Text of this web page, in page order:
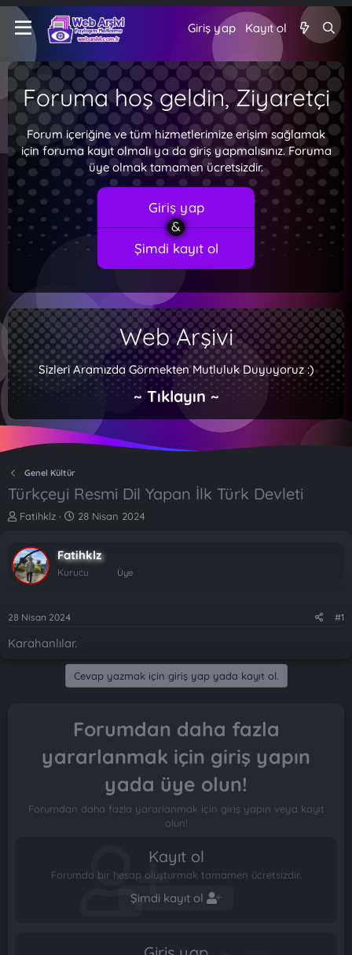
Giriş yap Kayıt ol
Foruma hoş geldin, Ziyaretçi
Forum içeriğine ve tüm hizmetlerimize erişim sağlamak
için foruma kayıt olmalı ya da giriş yapmalısınız. Foruma
üye olmak tamamen ücretsizdir.
Giriş yap
Şimdi kayıt ol
Web Arşivi
Sizleri Aramızda Görmekten Mutluluk Duyuyoruz :)
~ Tıklayın ~
Genel Kültür
Türkçeyi Resmi Dil Yapan İlk Türk Devleti
K
b
u
y
b
ş
Fatihklz
B
l
a
r
i
28 Nisan 2024
Fatihklz
Kurucu Üye
28 Nisan 2024 #1
Karahanlılar.
Cevap yazmak için giriş yap yada kayıt ol.
Forumdan daha fazla
yararlanmak için giriş yapın
yada üye olun!
Forumdan daha fazla yararlanmak için giriş yapın veya kayıt
olun!
Kayıt ol
Forumda bir hesap oluşturmak tamamen ücretsizdir.
Şimdi kayıt ol